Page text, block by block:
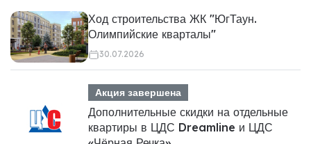
Ход строительства ЖК "ЮгТаун.
Олимпийские кварталы"
30.07.2026
Акция завершена
Дополнительные скидки на отдельные
квартиры в ЦДС Dreamline и ЦДС